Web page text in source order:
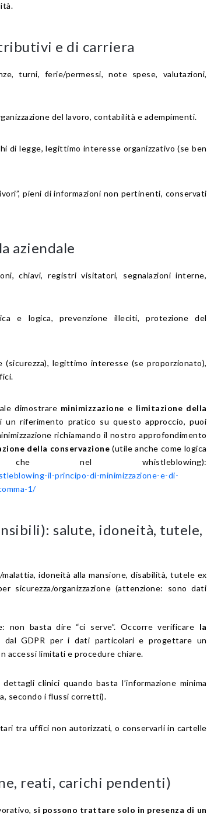
e di carriera
turni, ferie/permessi, note spese, valutazioni,
del lavoro, contabilità e adempimenti.
di legge, legittimo interesse organizzativo (se ben
pieni di informazioni non pertinenti, conservati
aziendale
chiavi, registri visitatori, segnalazioni interne,
e logica, prevenzione illeciti, protezione del
(sicurezza), legittimo interesse (se proporzionato),
dimostrare minimizzazione e limitazione della
un riferimento pratico su questo approccio, puoi
richiamando il nostro approfondimento
della conservazione (utile anche come logica
che nel whistleblowing):
il-principo-di-minimizzazione-e-di-
1/
salute, idoneità, tutele,
idoneità alla mansione, disabilità, tutele ex
sicurezza/organizzazione (attenzione: sono dati
basta dire “ci serve”. Occorre verificare la
dal GDPR per i dati particolari e progettare un
accessi limitati e procedure chiare.
clinici quando basta l’informazione minima
secondo i flussi corretti).
tra uffici non autorizzati, o conservarli in cartelle
reati, carichi pendenti)
si possono trattare solo in presenza di un